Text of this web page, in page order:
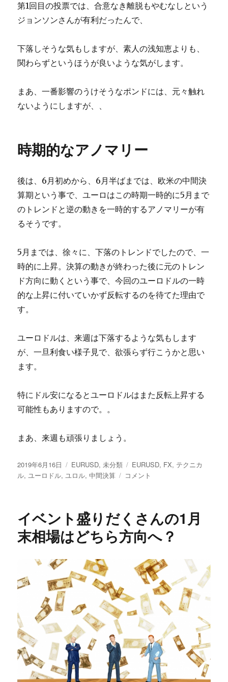
第1回目の投票では、合意なき離脱もやむなしという
ジョンソンさんが有利だったんで、
下落しそうな気もしますが、素人の浅知恵よりも、
関わらずというほうが良いような気がします。
まあ、一番影響のうけそうなポンドには、元々触れ
ないようにしますが、、
時期的なアノマリー
後は、6月初めから、6月半ばまでは、欧米の中間決
算期という事で、ユーロはこの時期一時的に5月まで
のトレンドと逆の動きを一時的するアノマリーが有
るそうです。
5月までは、徐々に、下落のトレンドでしたので、一
時的に上昇。決算の動きが終わった後に元のトレン
ド方向に動くという事で、今回のユーロドルの一時
的な上昇に付いていかず反転するのを待てた理由で
す。
ユーロドルは、来週は下落するような気もします
が、一旦利食い様子見で、欲張らず行こうかと思い
ます。
特にドル安になるとユーロドルはまた反転上昇する
可能性もありますので。。
まあ、来週も頑張りましょう。
投
稿
2019年6月16日
カ
テ
EURUSD,未分類
タ
グ
EURUSD, FX, テクニカ
ル,ユーロドル,ユロル,中間決算
ユ
ル
行
っ
展
開？
に
コメント
イベント盛りだくさんの1月
末相場はどちら方向へ？